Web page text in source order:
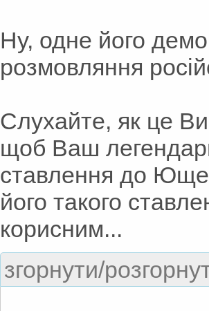
Ну, одне його
розмовляння
Слухайте, як це Ви
щоб Ваш
ставлення до
його такого
корисним...
згорнути/